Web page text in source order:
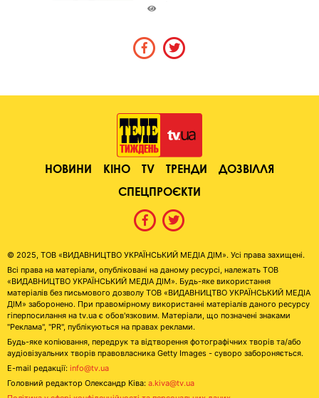
НОВИНИ КІНО TV ТРЕНДИ
ДОЗВІЛЛЯ
СПЕЦПРОЄКТИ
© 2025, ТОВ «ВИДАВНИЦТВО УКРАЇНСЬКИЙ МЕДІА ДІМ». Усі права захищені.
Всі права на матеріали, опубліковані на даному ресурсі, належать ТОВ
«ВИДАВНИЦТВО УКРАЇНСЬКИЙ МЕДІА ДІМ». Будь-яке використання
матеріалів без письмового дозволу ТОВ «ВИДАВНИЦТВО УКРАЇНСЬКИЙ МЕДІА
ДІМ» заборонено. При правомірному використанні матеріалів даного ресурсу
гіперпосилання на tv.ua є обов'язковим. Матеріали, що позначені знаками
"Реклама", "PR", публікуються на правах реклами.
Будь-яке копіювання, передрук та відтворення фотографічних творів та/або
аудіовізуальних творів правовласника Getty Images - суворо забороняється.
E-mail редакції: info@tv.ua
Головний редактор Олександр Ківа: a.kiva@tv.ua